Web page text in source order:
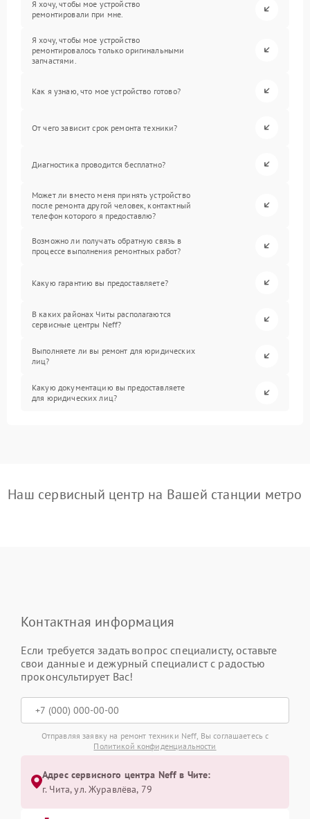
Я хочу, чтобы мое устройство
ремонтировали при мне.
Я хочу, чтобы мое устройство
ремонтировалось только оригинальными
запчастями.
Как я узнаю, что мое устройство готово?
От чего зависит срок ремонта техники?
Диагностика проводится бесплатно?
Может ли вместо меня принять устройство
после ремонта другой человек, контактный
телефон которого я предоставлю?
Возможно ли получать обратную связь в
процессе выполнения ремонтных работ?
Какую гарантию вы предоставляете?
В каких районах Читы располагаются
сервисные центры Neff?
Выполняете ли вы ремонт для юридических
лиц?
Какую документацию вы предоставляете
для юридических лиц?
Наш сервисный центр на Вашей станции метро
Контактная информация
Если требуется задать вопрос специалисту, оставьте
свои данные и дежурный специалист с радостью
проконсультирует Вас!
Отправляя заявку на ремонт техники Neff, Вы соглашаетесь с
Политикой конфиденциальности
Адрес сервисного центра Neff в Чите:
г. Чита, ул. Журавлёва, 79